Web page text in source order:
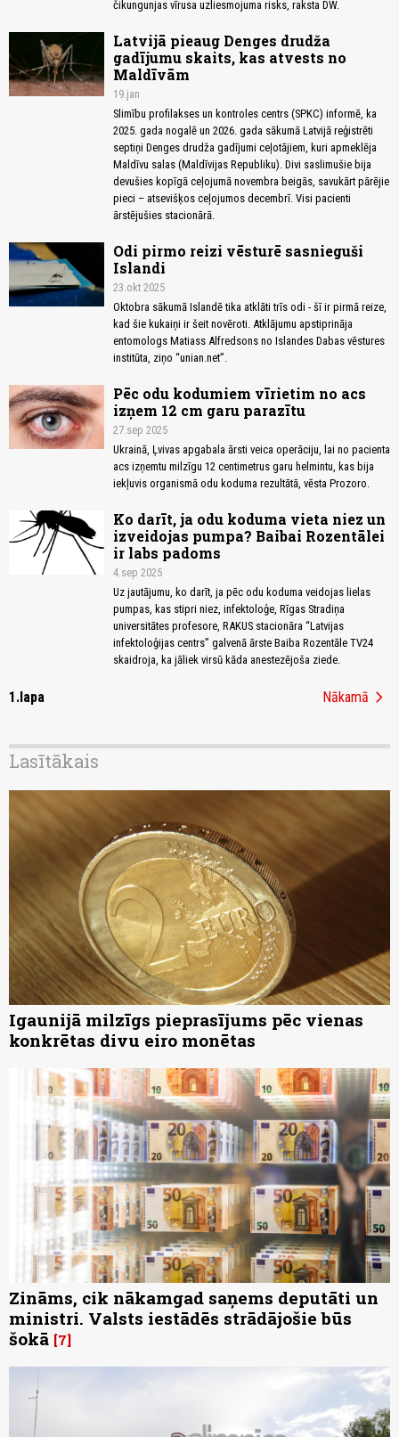
čikungunjas vīrusa uzliesmojuma risks, raksta DW.
Latvijā pieaug Denges drudža
gadījumu skaits, kas atvests no
Maldīvām
19.jan
Slimību profilakses un kontroles centrs (SPKC) informē, ka
2025. gada nogalē un 2026. gada sākumā Latvijā reģistrēti
septiņi Denges drudža gadījumi ceļotājiem, kuri apmeklēja
Maldīvu salas (Maldīvijas Republiku). Divi saslimušie bija
devušies kopīgā ceļojumā novembra beigās, savukārt pārējie
pieci – atsevišķos ceļojumos decembrī. Visi pacienti
ārstējušies stacionārā.
Odi pirmo reizi vēsturē sasnieguši
Islandi
23.okt 2025
Oktobra sākumā Islandē tika atklāti trīs odi - šī ir pirmā reize,
kad šie kukaiņi ir šeit novēroti. Atklājumu apstiprināja
entomologs Matiass Alfredsons no Islandes Dabas vēstures
institūta, ziņo “unian.net”.
Pēc odu kodumiem vīrietim no acs
izņem 12 cm garu parazītu
27.sep 2025
Ukrainā, Ļvivas apgabala ārsti veica operāciju, lai no pacienta
acs izņemtu milzīgu 12 centimetrus garu helmintu, kas bija
iekļuvis organismā odu koduma rezultātā, vēsta Prozoro.
Ko darīt, ja odu koduma vieta niez un
izveidojas pumpa? Baibai Rozentālei
ir labs padoms
4.sep 2025
Uz jautājumu, ko darīt, ja pēc odu koduma veidojas lielas
pumpas, kas stipri niez, infektoloģe, Rīgas Stradiņa
universitātes profesore, RAKUS stacionāra “Latvijas
infektoloģijas centrs” galvenā ārste Baiba Rozentāle TV24
skaidroja, ka jāliek virsū kāda anestezējoša ziede.
1.lapa Nākamā chevron_right
Lasītākais
Igaunijā milzīgs pieprasījums pēc vienas
konkrētas divu eiro monētas
Zināms, cik nākamgad saņems deputāti un
ministri. Valsts iestādēs strādājošie būs
šokā 7